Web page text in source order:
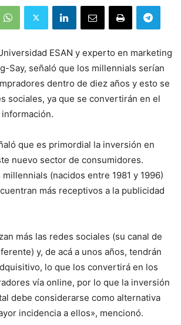
ESAN y experto en marketing
Say, señaló que los millennials serían
dentro de diez años y esto se
sociales, ya que se convertirán en el
que es primordial la inversión en
nuevo sector de consumidores.
(nacidos entre 1981 y 1996)
más receptivos a la publicidad
más las redes sociales (su canal de
y, de acá a unos años, tendrán
lo que los convertirá en los
vía online, por lo que la inversión
debe considerarse como alternativa
incidencia a ellos», mencionó.